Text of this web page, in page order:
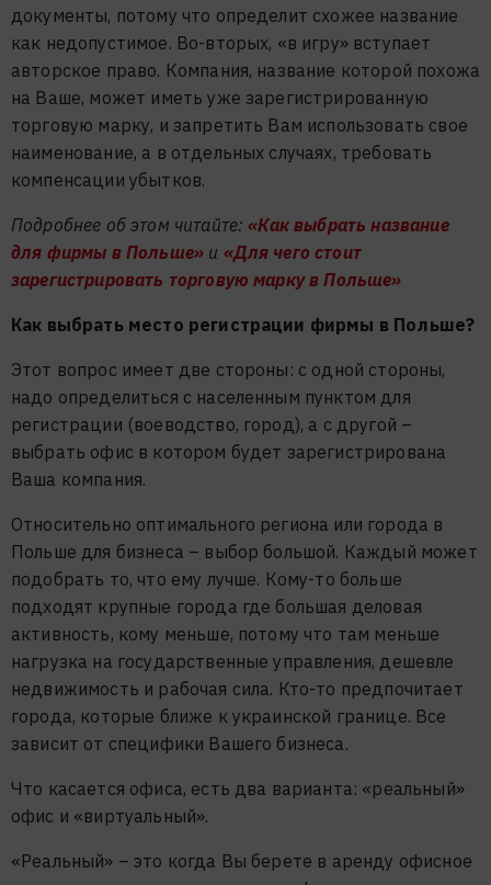
документы, потому что определит схожее название
как недопустимое. Во-вторых, «в игру» вступает
авторское право. Компания, название которой похожа
на Ваше, может иметь уже зарегистрированную
торговую марку, и запретить Вам использовать свое
наименование, а в отдельных случаях, требовать
компенсации убытков.
Подробнее об этом читайте: «Как выбрать название
для фирмы в Польше» и «Для чего стоит
зарегистрировать торговую марку в Польше»
Как выбрать место регистрации фирмы в Польше?
Этот вопрос имеет две стороны: с одной стороны,
надо определиться с населенным пунктом для
регистрации (воеводство, город), а с другой –
выбрать офис в котором будет зарегистрирована
Ваша компания.
Относительно оптимального региона или города в
Польше для бизнеса – выбор большой. Каждый может
подобрать то, что ему лучше. Кому-то больше
подходят крупные города где большая деловая
активность, кому меньше, потому что там меньше
нагрузка на государственные управления, дешевле
недвижимость и рабочая сила. Кто-то предпочитает
города, которые ближе к украинской границе. Все
зависит от специфики Вашего бизнеса.
Что касается офиса, есть два варианта: «реальный»
офис и «виртуальный».
«Реальный» – это когда Вы берете в аренду офисное